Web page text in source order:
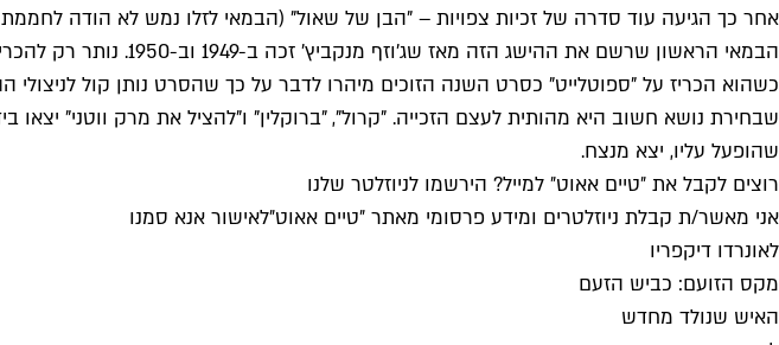
אחר כך הגיעה עוד סדרה של זכיות צפויות – "הבן של שאול" (הבמאי לזלו נמש לא הודה לחממת
הבמאי הראשון שרשם את
כשהוא הכריז על "ספוטלייט" כסרט השנה הזוכים מיהרו לדבר על כך שהסרט נותן קול
שבחירת נושא חשוב היא מהותית לעצם הזכייה. "קרול", "ברוקלין" ו"להציל את מרק ווטני"
שהופעל עליו, יצא מנצח.
רוצים לקבל את ״טיים אאוט״ למייל? הירשמו לניוזלטר שלנו
אני מאשר/ת קבלת ניוזלטרים ומידע פרסומי מאתר ״טיים אאוט״לאישור אנא סמנו
לאונרדו דיקפריו
מקס הזועם: כביש הזעם
האיש שנולד מחדש